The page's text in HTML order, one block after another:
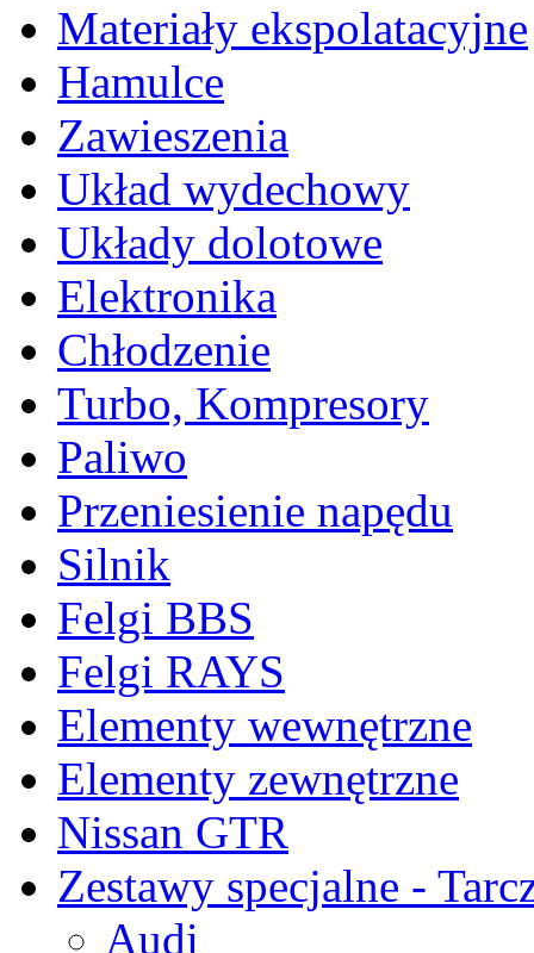
Materiały ekspolatacyjne
Hamulce
Zawieszenia
Układ wydechowy
Układy dolotowe
Elektronika
Chłodzenie
Turbo, Kompresory
Paliwo
Przeniesienie napędu
Silnik
Felgi BBS
Felgi RAYS
Elementy wewnętrzne
Elementy zewnętrzne
Nissan GTR
Zestawy specjalne -
Audi